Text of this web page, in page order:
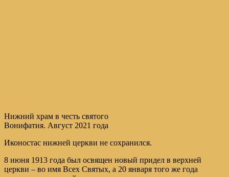
Нижний храм в честь святого
Вонифатия. Август 2021 года
Иконостас нижней церкви не сохранился.
8 июня 1913 года был освящен новый придел в верхней
церкви – во имя Всех Святых, а 20 января того же года